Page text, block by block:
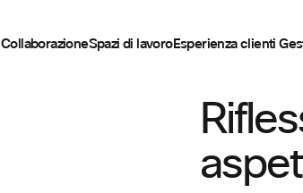
CollaborazioneSpazi di lavoroEsperienza clienti